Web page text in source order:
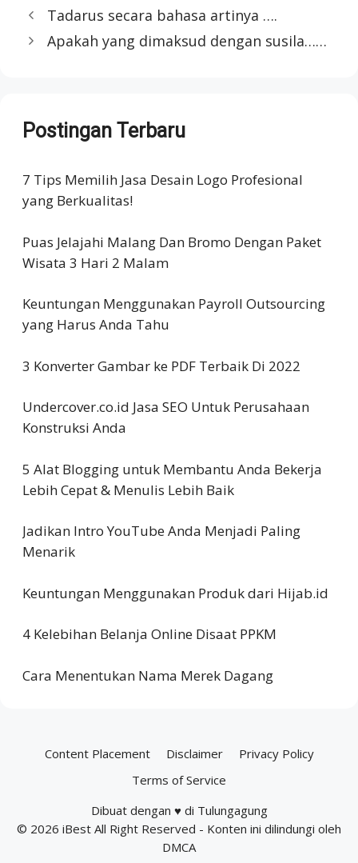
Tadarus secara bahasa artinya ….
Apakah yang dimaksud dengan susila……
Postingan Terbaru
7 Tips Memilih Jasa Desain Logo Profesional
yang Berkualitas!
Puas Jelajahi Malang Dan Bromo Dengan Paket
Wisata 3 Hari 2 Malam
Keuntungan Menggunakan Payroll Outsourcing
yang Harus Anda Tahu
3 Konverter Gambar ke PDF Terbaik Di 2022
Undercover.co.id Jasa SEO Untuk Perusahaan
Konstruksi Anda
5 Alat Blogging untuk Membantu Anda Bekerja
Lebih Cepat & Menulis Lebih Baik
Jadikan Intro YouTube Anda Menjadi Paling
Menarik
Keuntungan Menggunakan Produk dari Hijab.id
4 Kelebihan Belanja Online Disaat PPKM
Cara Menentukan Nama Merek Dagang
Content Placement Disclaimer
Privacy Policy
Terms of Service
Dibuat dengan ♥ di Tulungagung
© 2026 iBest All Right Reserved - Konten ini dilindungi oleh
DMCA